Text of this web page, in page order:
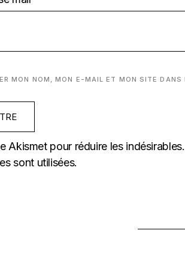
MON NOM, MON E-MAIL ET MON SITE DANS
Akismet pour réduire les indésirables.
sont utilisées.